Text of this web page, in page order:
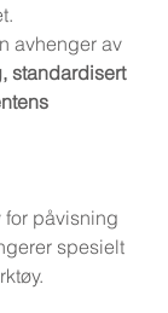
avhenger av
standardisert
for påvisning
spesielt